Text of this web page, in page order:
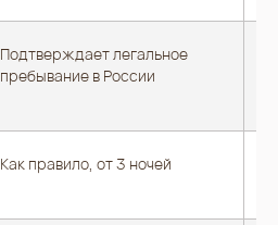
Подтверждает легальное
пребывание в России
Как правило, от 3 ночей